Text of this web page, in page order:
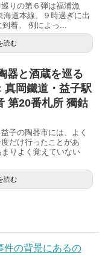
りの第６弾は福浦漁
道本線。９時過ぎに出
着。 例によっ...
読む
と酒蔵を巡る
岡鐵道・益子駅
第20番札所 獨鈷
子の陶器市には、よく
だけ行ったことがあ
りよく覚えていない
読む
件の背景にあるの